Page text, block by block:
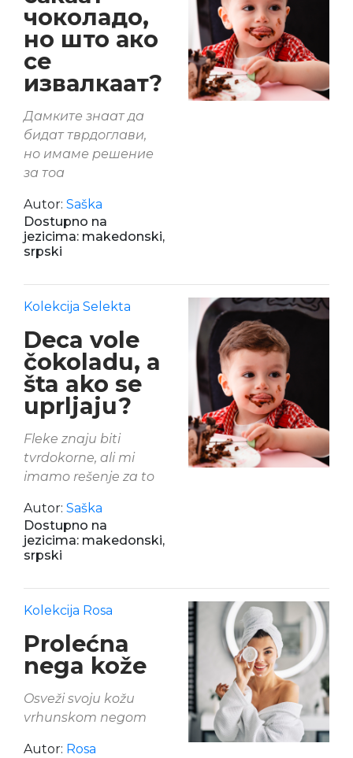
чоколадо,
но што ако
се
извалкаат?
Дамките знаат да
бидат тврдоглави,
но имаме решение
за тоа
Autor: Saška
Dostupno na
jezicima: makedonski,
srpski
Kolekcija Selekta
Deca vole
čokoladu, a
šta ako se
uprljaju?
Fleke znaju biti
tvrdokorne, ali mi
imamo rešenje za to
Autor: Saška
Dostupno na
jezicima: makedonski,
srpski
Kolekcija Rosa
Prolećna
nega kože
Osveži svoju kožu
vrhunskom negom
Autor: Rosa